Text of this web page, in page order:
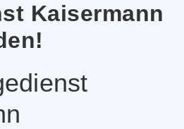
Kaisermann